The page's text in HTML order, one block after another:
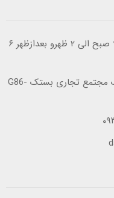
زمانی کاری: شنبه تا پنچ شنبه ساعت ۹ صبح الی ۲ ظهرو بعدازظهر ۶
آدرس: استان هرمزگان شهرستان بستک مجتمع تجاری بستک G86-